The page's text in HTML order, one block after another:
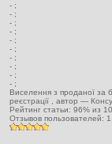
- ;
- ;
- ;
- ;
- ;
- ;
- ;
- ;
- ;
- ;
Виселення з проданої за
реєстрації , автор —
Рейтинг статьи: 96% из
Отзывов пользователей: 1